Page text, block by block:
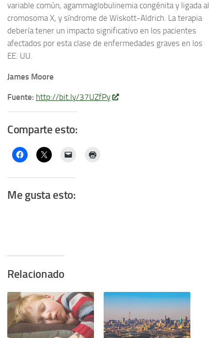
variable común, agammaglobulinemia congénita y ligada al
cromosoma X, y síndrome de Wiskott-Aldrich. La terapia
debería tener un impacto significativo en los pacientes
afectados por esta clase de enfermedades graves en los
EE. UU.
James Moore
Fuente: http://bit.ly/37UZfPy
Comparte esto:
Me gusta esto:
Relacionado